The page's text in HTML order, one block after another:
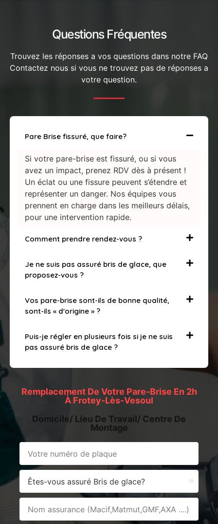
Questions Fréquentes
Trouvez les réponses a vos questions dans notre FAQ
Contactez nous si vous ne trouvez pas de réponses a
votre question.
Pare Brise fissuré, que faire?
Si votre pare-brise est fissuré, ou si vous
avez un impact, prenez RDV dès à présent !
Un éclat ou une fissure peuvent s’étendre et
représenter un danger. Nos équipes vous
prennent en charge dans les meilleurs délais,
pour une intervention rapide.
Comment prendre rendez-vous ?
Je ne suis pas assuré bris de glace, que
proposez-vous ?
Vos pare-brise sont-ils de bonne qualité,
sont-ils « d'origine » ?
Puis-je régler en plusieurs fois si je ne suis
pas assuré bris de glace ?
Remplacement De Votre Pare-Brise En 2h
À Frotey-Lès-Vesoul
Domicile/ Lieu De Travail/ Centre De
Montage